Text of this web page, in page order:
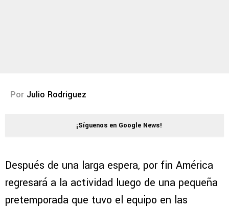
Por Julio Rodriguez
¡Síguenos en Google News!
Después de una larga espera, por fin América
regresará a la actividad luego de una pequeña
pretemporada que tuvo el equipo en las